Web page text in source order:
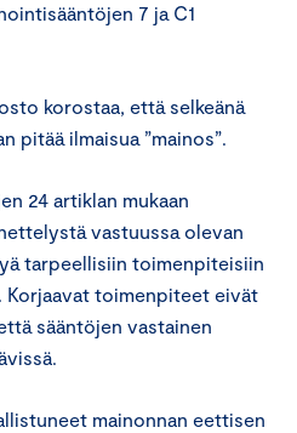
7 ja C1
korostaa, että selkeänä
pitää ilmaisua ”mainos”.
24 artiklan mukaan
vastuussa olevan
tarpeellisiin toimenpiteisiin
Korjaavat toimenpiteet eivät
sääntöjen vastainen
mainonnan eettisen